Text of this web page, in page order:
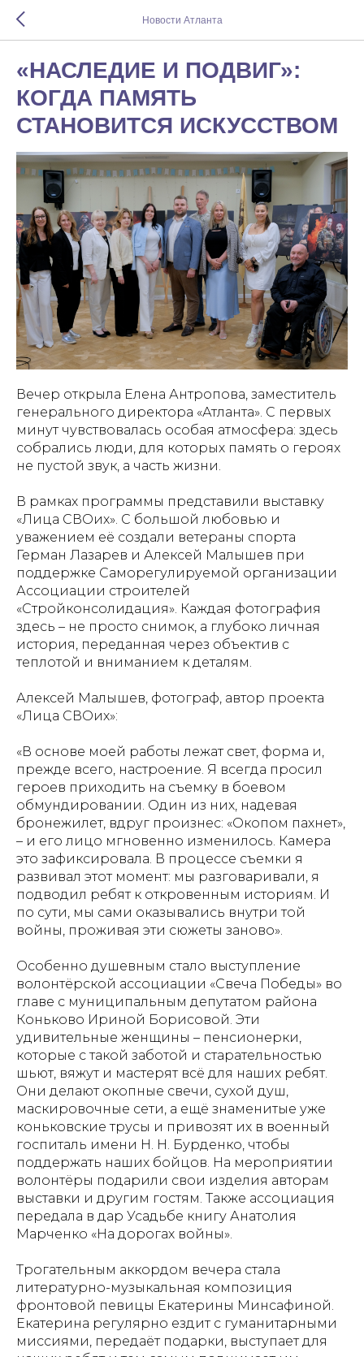
Новости Атланта
«НАСЛЕДИЕ И ПОДВИГ»:
КОГДА ПАМЯТЬ
СТАНОВИТСЯ ИСКУССТВОМ
Вечер открыла Елена Антропова, заместитель
генерального директора «Атланта». С первых
минут чувствовалась особая атмосфера: здесь
собрались люди, для которых память о героях
не пустой звук, а часть жизни.
В рамках программы представили выставку
«Лица СВОих». С большой любовью и
уважением её создали ветераны спорта
Герман Лазарев и Алексей Малышев при
поддержке Саморегулируемой организации
Ассоциации строителей
«Стройконсолидация». Каждая фотография
здесь – не просто снимок, а глубоко личная
история, переданная через объектив с
теплотой и вниманием к деталям.
Алексей Малышев, фотограф, автор проекта
«Лица СВОих»:
«В основе моей работы лежат свет, форма и,
прежде всего, настроение. Я всегда просил
героев приходить на съемку в боевом
обмундировании. Один из них, надевая
бронежилет, вдруг произнес: «Окопом пахнет»,
– и его лицо мгновенно изменилось. Камера
это зафиксировала. В процессе съемки я
развивал этот момент: мы разговаривали, я
подводил ребят к откровенным историям. И
по сути, мы сами оказывались внутри той
войны, проживая эти сюжеты заново».
Особенно душевным стало выступление
волонтёрской ассоциации «Свеча Победы» во
главе с муниципальным депутатом района
Коньково Ириной Борисовой. Эти
удивительные женщины – пенсионерки,
которые с такой заботой и старательностью
шьют, вяжут и мастерят всё для наших ребят.
Они делают окопные свечи, сухой душ,
маскировочные сети, а ещё знаменитые уже
коньковские трусы и привозят их в военный
госпиталь имени Н. Н. Бурденко, чтобы
поддержать наших бойцов. На мероприятии
волонтёры подарили свои изделия авторам
выставки и другим гостям. Также ассоциация
передала в дар Усадьбе книгу Анатолия
Марченко «На дорогах войны».
Трогательным аккордом вечера стала
литературно-музыкальная композиция
фронтовой певицы Екатерины Минсафиной.
Екатерина регулярно ездит с гуманитарными
миссиями, передаёт подарки, выступает для